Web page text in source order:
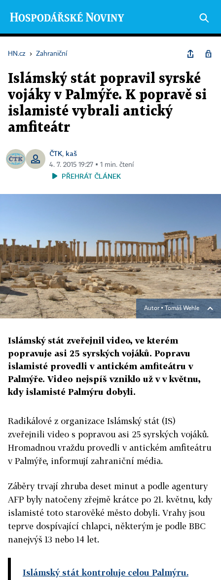
HN.cz › Zahraniční
Islámský stát popravil syrské
vojáky v Palmýře. K popravě si
islamisté vybrali antický
amfiteátr
ČTK, kaš
4. 7. 2015 19:27 ▪ 1 min. čtení
PŘEHRÁT ČLÁNEK
Autor ▪ Tomáš Wehle
Islámský stát zveřejnil video, ve kterém
popravuje asi 25 syrských vojáků. Popravu
islamisté provedli v antickém amfiteátru v
Palmýře. Video nejspíš vzniklo už v v květnu,
kdy islamisté Palmýru dobyli.
Radikálové z organizace Islámský stát (IS)
zveřejnili video s popravou asi 25 syrských vojáků.
Hromadnou vraždu provedli v antickém amfiteátru
v Palmýře, informují zahraniční média.
Záběry trvají zhruba deset minut a podle agentury
AFP byly natočeny zřejmě krátce po 21. květnu, kdy
islamisté toto starověké město dobyli. Vrahy jsou
teprve dospívající chlapci, některým je podle BBC
nanejvýš 13 nebo 14 let.
Islámský stát kontroluje celou Palmýru.